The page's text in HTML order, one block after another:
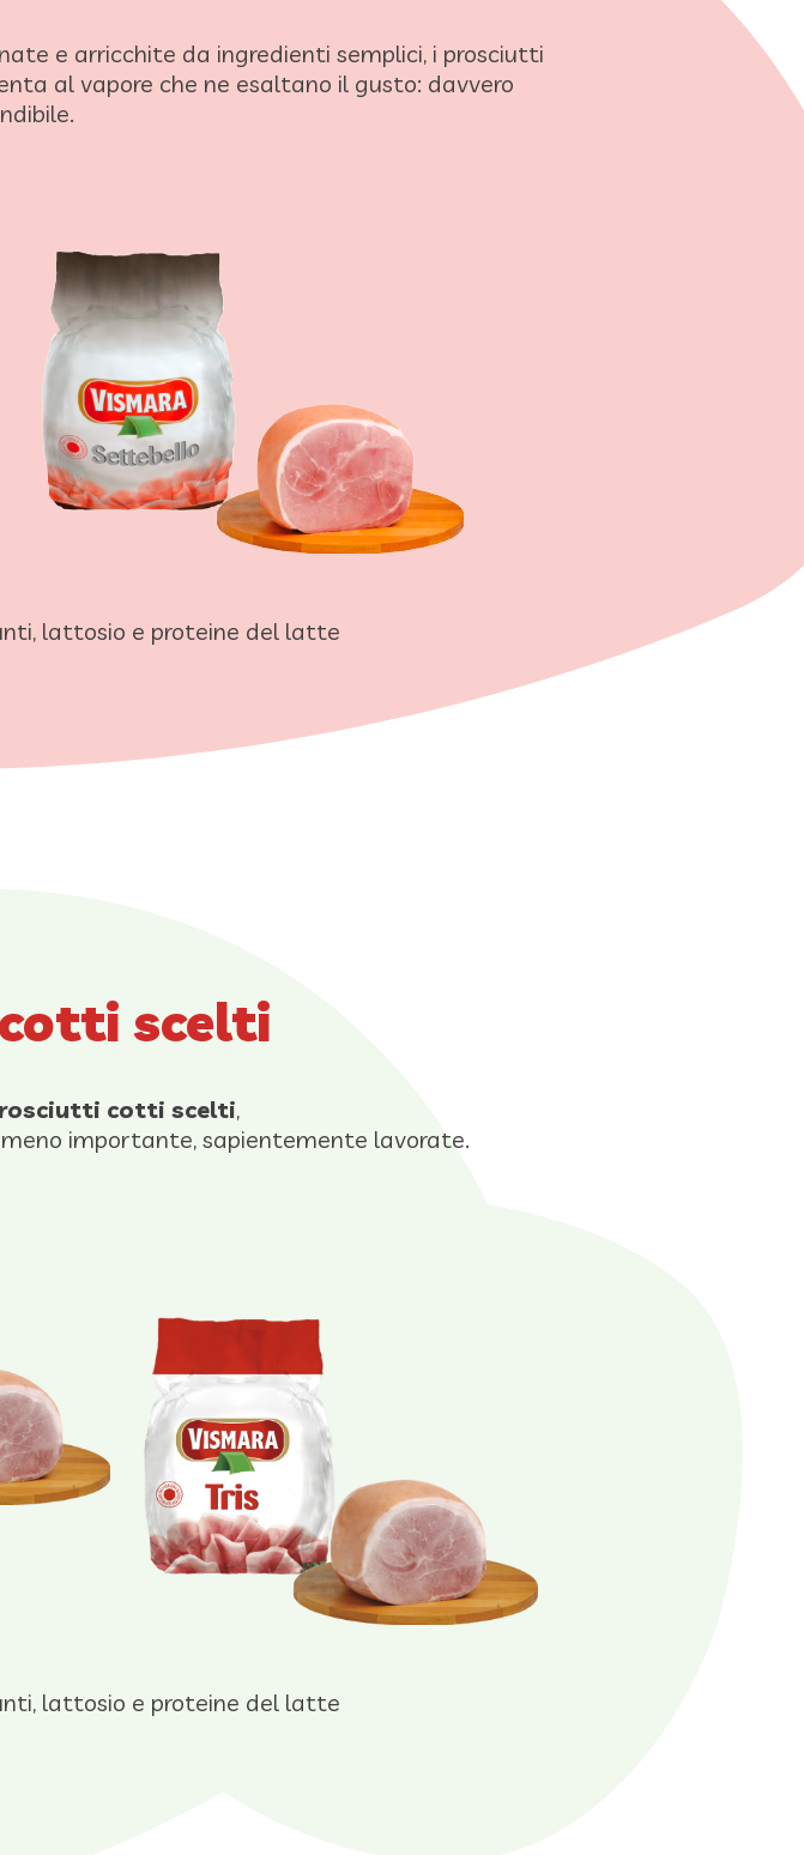
e arricchite da ingredienti semplici, i prosciutti
al vapore che ne esaltano il gusto: davvero
lattosio e proteine del latte
scelti
cotti scelti,
importante, sapientemente lavorate.
lattosio e proteine del latte